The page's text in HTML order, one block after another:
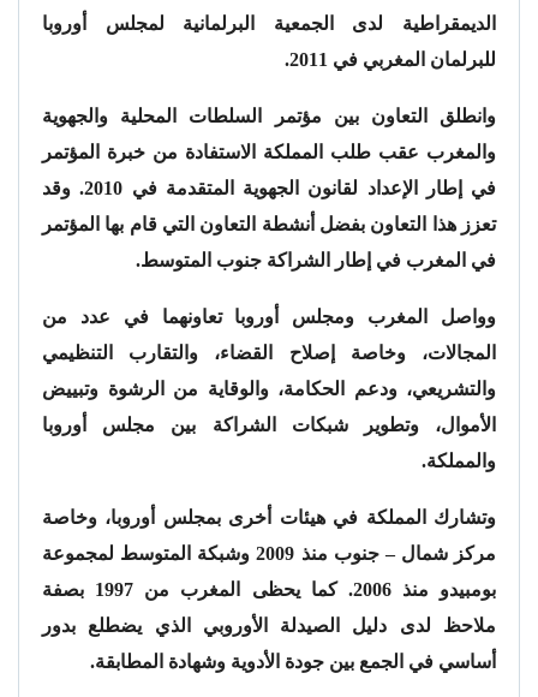
الديمقراطية لدى الجمعية البرلمانية لمجلس أوروبا
للبرلمان المغربي في 2011.
وانطلق التعاون بين مؤتمر السلطات المحلية والجهوية
والمغرب عقب طلب المملكة الاستفادة من خبرة المؤتمر
في إطار الإعداد لقانون الجهوية المتقدمة في 2010. وقد
تعزز هذا التعاون بفضل أنشطة التعاون التي قام بها المؤتمر
في المغرب في إطار الشراكة جنوب المتوسط.
وواصل المغرب ومجلس أوروبا تعاونهما في عدد من
المجالات، وخاصة إصلاح القضاء، والتقارب التنظيمي
والتشريعي، ودعم الحكامة، والوقاية من الرشوة وتبييض
الأموال، وتطوير شبكات الشراكة بين مجلس أوروبا
والمملكة.
وتشارك المملكة في هيئات أخرى بمجلس أوروبا، وخاصة
مركز شمال – جنوب منذ 2009 وشبكة المتوسط لمجموعة
بومبيدو منذ 2006. كما يحظى المغرب من 1997 بصفة
ملاحظ لدى دليل الصيدلة الأوروبي الذي يضطلع بدور
أساسي في الجمع بين جودة الأدوية وشهادة المطابقة.